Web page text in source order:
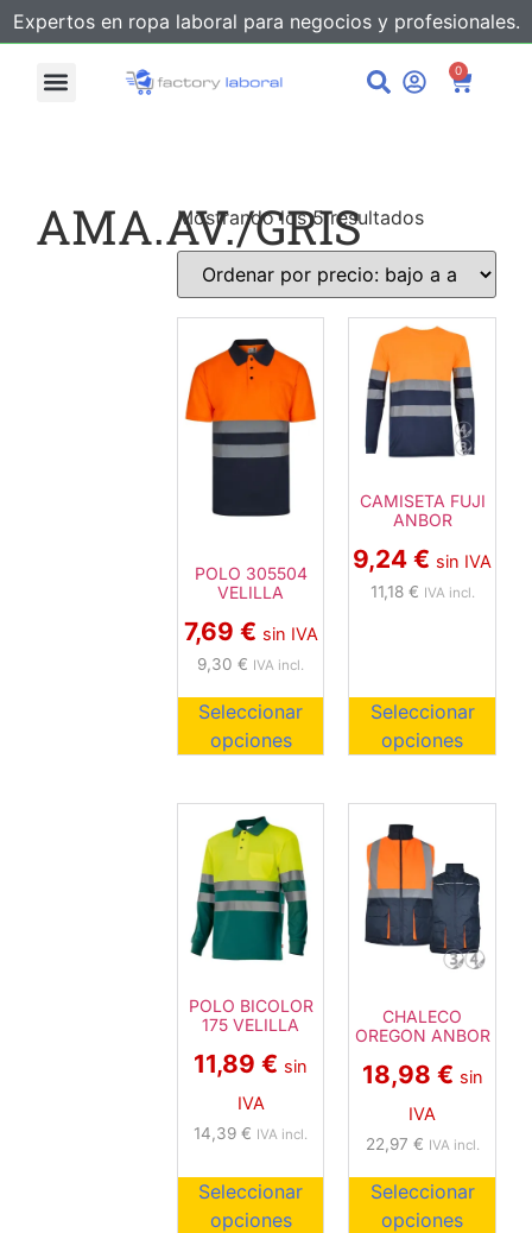
Expertos en ropa laboral para negocios y profesionales.
0
Mostrando los 5 resultados
POLO 305504
VELILLA
7,69 € sin IVA
9,30€ IVA incl.
Seleccionar
opciones
CAMISETA FUJI
ANBOR
9,24€ sin IVA
11,18 € IVA incl.
Seleccionar
opciones
POLO BICOLOR
175 VELILLA
11,89€ sin
IVA
14,39€ IVA incl.
Seleccionar
opciones
CHALECO
OREGON ANBOR
18,98 € sin
IVA
22,97 € IVA incl.
Seleccionar
opciones
AMA.AV./GRIS